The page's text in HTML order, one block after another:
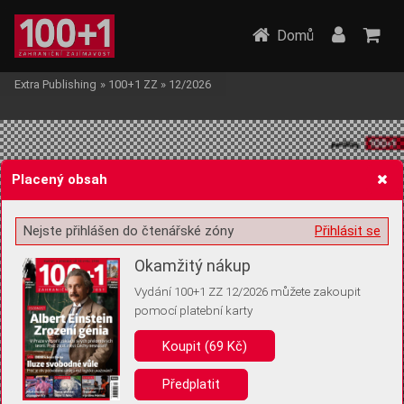
Žádost o souhlas s ukládáním volitelných informací
Pro základní fungování webu nepotřebujeme ukládat žádné informace
(tzv. cookies apod.). Rádi bychom vás ale požádali o souhlas s
uložením volitelných informací:
Anonymní unikátní ID
Domů
Extra Publishing » 100+1 ZZ » 12/2026
Placený obsah
Přihlásit se
Nejste přihlášen do čtenářské zóny
Okamžitý nákup
Vydání 100+1 ZZ 12/2026 můžete zakoupit
pomocí platební karty
Koupit (69 Kč)
Předplatit